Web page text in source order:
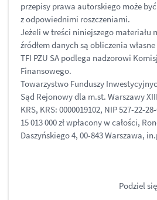
przepisy prawa autorskiego może
z odpowiednimi roszczeniami.
Jeżeli w treści niniejszego materiału
źródłem danych są obliczenia własne
TFI PZU SA podlega nadzorowi
Finansowego.
Towarzystwo Funduszy
Sąd Rejonowy dla m.st. Warszawy
KRS, KRS: 0000019102, NIP 527-22-
15 013 000 zł wpłacony w całości,
Daszyńskiego 4, 00-843 Warszawa,
Podziel